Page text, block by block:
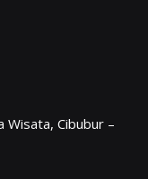
Wisata, Cibubur –